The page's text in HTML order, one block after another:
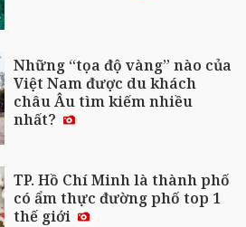
Những “tọa độ vàng” nào của
Việt Nam được du khách
châu Âu tìm kiếm nhiều
nhất?
TP. Hồ Chí Minh là thành phố
có ẩm thực đường phố top 1
thế giới